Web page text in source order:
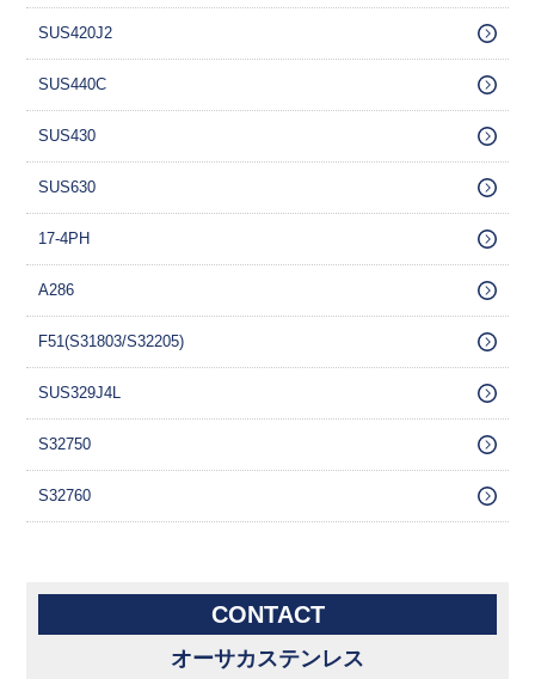
SUS420J2
SUS440C
SUS430
SUS630
17-4PH
A286
F51(S31803/S32205)
SUS329J4L
S32750
S32760
CONTACT
オーサカステンレス